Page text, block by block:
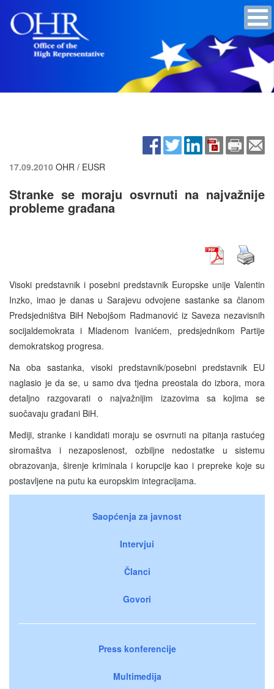
17.09.2010 OHR / EUSR
Stranke se moraju osvrnuti na najvažnije
probleme građana
Visoki predstavnik i posebni predstavnik Europske unije Valentin
Inzko, imao je danas u Sarajevu odvojene sastanke sa članom
Predsjedništva BiH Nebojšom Radmanović iz Saveza nezavisnih
socijaldemokrata i Mladenom Ivanićem, predsjednikom Partije
demokratskog progresa.
Na oba sastanka, visoki predstavnik/posebni predstavnik EU
naglasio je da se, u samo dva tjedna preostala do izbora, mora
detaljno razgovarati o najvažnijim izazovima sa kojima se
suočavaju građani BiH.
Mediji, stranke i kandidati moraju se osvrnuti na pitanja rastućeg
siromaštva i nezaposlenost, ozbiljne nedostatke u sistemu
obrazovanja, širenje kriminala i korupcije kao i prepreke koje su
postavljene na putu ka europskim integracijama.
Saopćenja za javnost
Intervjui
Članci
Govori
Press konferencije
Multimedija